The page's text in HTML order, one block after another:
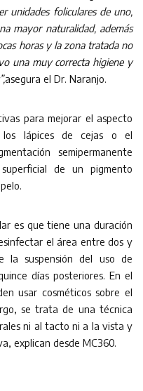
unidades foliculares de uno,
mayor naturalidad, además
horas y la zona tratada no
una muy correcta higiene y
asegura el Dr. Naranjo.
para mejorar el aspecto
lápices de cejas o el
semipermanente
de un pigmento
es que tiene una duración
el área entre dos y
la suspensión del uso de
días posteriores. En el
usar cosméticos sobre el
se trata de una técnica
ni al tacto ni a la vista y
explican desde MC360.